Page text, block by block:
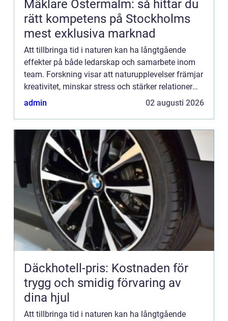
Mäklare Östermalm: så hittar du
rätt kompetens på Stockholms
mest exklusiva marknad
Att tillbringa tid i naturen kan ha långtgående
effekter på både ledarskap och samarbete inom
team. Forskning visar att naturupplevelser främjar
kreativitet, minskar stress och stärker relationer
mellan medarbetare. ...
admin 02 augusti 2026
Däckhotell-pris: Kostnaden för
trygg och smidig förvaring av
dina hjul
Att tillbringa tid i naturen kan ha långtgående